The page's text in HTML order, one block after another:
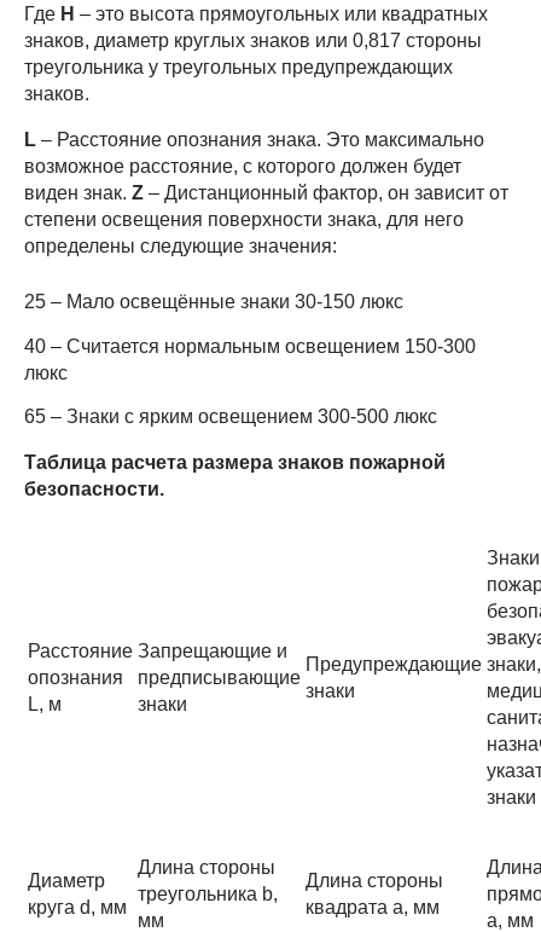
Где H – это высота прямоугольных или квадратных
знаков, диаметр круглых знаков или 0,817 стороны
треугольника у треугольных предупреждающих
знаков.
L – Расстояние опознания знака. Это максимально
возможное расстояние, с которого должен будет
виден знак. Z – Дистанционный фактор, он зависит от
степени освещения поверхности знака, для него
определены следующие значения:
25 – Мало освещённые знаки 30-150 люкс
40 – Считается нормальным освещением 150-300
люкс
65 – Знаки с ярким освещением 300-500 люкс
Таблица расчета размера знаков пожарной
безопасности.
Расстояние
опознания
L, м
Запрещающие и
предписывающие
знаки
Предупреждающие
знаки
Знаки
знаки
Диаметр
круга d, мм
Длина стороны
треугольника b,
мм
Длина стороны
квадрата a, мм
a, мм